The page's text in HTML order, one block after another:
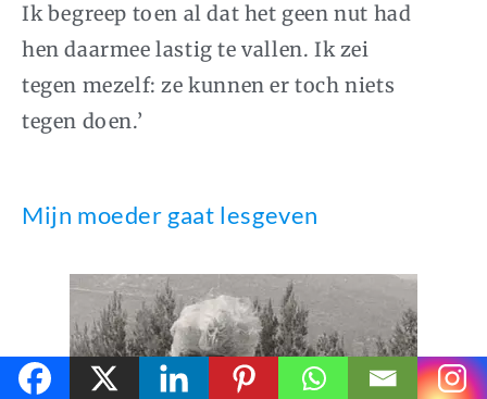
Ik begreep toen al dat het geen nut had
hen daarmee lastig te vallen. Ik zei
tegen mezelf: ze kunnen er toch niets
tegen doen.’
Mijn moeder gaat lesgeven